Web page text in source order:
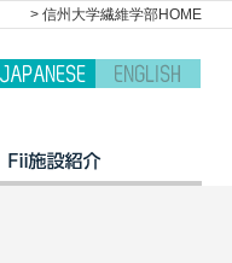
> 信州大学繊維学部HOME